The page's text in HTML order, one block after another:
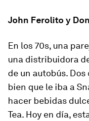
John Ferolito y
En los 70s, una
una distribuidora
de un autobús.
bien que le iba a
hacer bebidas
Tea. Hoy en día,